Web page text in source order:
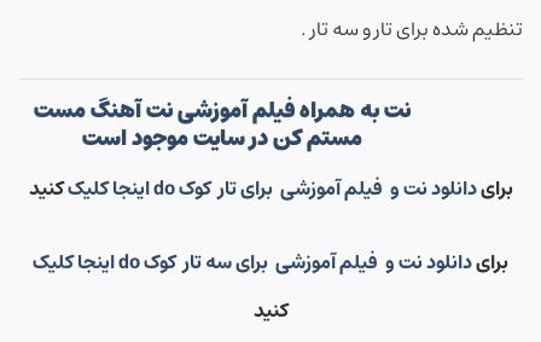
تنظیم شده برای تار و سه تار .
نت به همراه فیلم آموزشی نت آهنگ مست
مستم کن در سایت موجود است
برایدانلود نت و فیلم آموزشی برای تار کوک do اینجا کلیک کنید
برایدانلود نت و فیلم آموزشی برای سه تار کوک do اینجا کلیک
کنید